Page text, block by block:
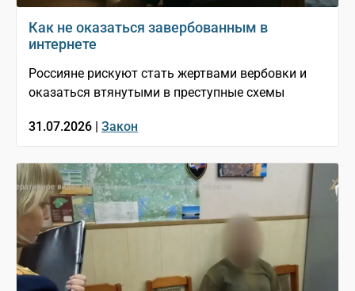
Как не оказаться завербованным в
интернете
Россияне рискуют стать жертвами вербовки и
оказаться втянутыми в преступные схемы
31.07.2026 | Закон